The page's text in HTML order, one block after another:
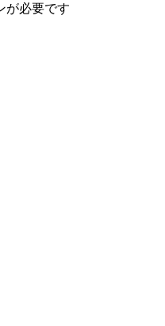
が必要です